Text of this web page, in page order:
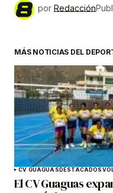
por Redacción
MÁS NOTICIAS DEL
CV GUAGUASDESTACADOS
El CV Guaguas